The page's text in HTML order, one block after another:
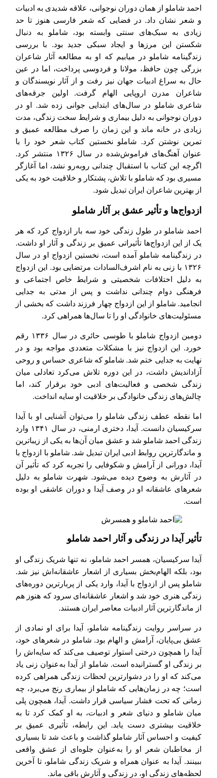
احمد شاملو از همان دوران نوجوانی، علاقه شدیدی به ادبیات
و شعر نشان داد. در فضایی که شعر فارسی هنوز تا حد
زیادی به سبک‌های سنتی وابسته بود، شاملو به دنبال
شکستن این مرزها و ایجاد سبکی جدید بود. با بررسی
زندگینامه شاملو در میابیم که او به مطالعه آثار شاعران
بزرگی چون حافظ، مولانا و فردوسی پرداخت، اما در عین
حال به سراغ ادبیات جهان نیز رفت و از آثار نویسندگان و
شاعران مدرن اروپایی الهام گرفت. اولین جرقه‌های
شاعری شاملو در سال‌های ابتدایی جوانی زده شد. او در
دوران نوجوانی به دلیل بیماری و شرایط سخت زندگی، مدت
زیادی در خانه ماند و این زمان را صرف مطالعه عمیق و
تمرین نوشتن کرد. شاملو نخستین کتاب شعر خود را با
عنوان آهنگ‌های فراموش‌شده در سال ۱۳۲۶ منتشر کرد.
اگرچه این کتاب با استقبال چندانی روبه‌رو نشد، اما آغازگر
مسیری بود که شاملو با تلاش، پشتکار و خلاقیت خود به یکی
از بهترین شاعران ایران تبدیل شود.
ازدواج‌ها و تأثیر عشق بر آثار شاملو
احمد شاملو در طول زندگی خود سه بار ازدواج کرد که هر
یک از این ازدواج‌ها تأثیراتی عمیق بر زندگی و آثار او داشت.
در زندگینامه شاملو آمده است، نخستین ازدواج او در سال
۱۳۲۶ با زنی به نام اشرف‌السادات مرتضایی بود. این ازدواج
به دلیل اختلافات شخصیتی و شرایط خاص اجتماعی و
فرهنگی دوام چندانی نداشت و پس از مدتی به جدایی
انجامید. شاملو از این ازدواج چهار فرزند داشت که بخشی از
مسئولیت‌های خانوادگی او را تا سال‌ها همراهی کرد.
دومین ازدواج شاملو با طوسی حائری در سال ۱۳۳۶ رقم
خورد. این ازدواج نیز با مشکلات متعددی مواجه بود و در
نهایت به جدایی ختم شد. شاملو که شاعری حساس و روحی
آزاداندیش داشت، در این دوره تلاش می‌کرد تعادلی میان
زندگی شخصی و فعالیت‌های ادبی خود برقرار کند، اما
چالش‌های زندگی خانوادگی بر خلاقیت او سایه انداخت.
اما نقطه عطف زندگی شاملو را می‌توان آشنایی او با آیدا
سرکیسیان دانست. آیدا، دختری ارمنی، در سال ۱۳۴۱ وارد
زندگی احمد شاملو شد و عشق میان آن‌ها به یکی از زیباترین
و ماندگارترین روابط ادبی ایران تبدیل شد. شاملو با ازدواج با
آیدا، دورانی از آرامش و شکوفایی را تجربه کرد که تأثیر آن
در آثارش به وضوح دیده می‌شود. شهرت شاملو به دلیل
شعرهای عاشقانه او در وصف آیدا و دوران عاشقی او بوده
است.
تأثیر آیدا در زندگی و آثار احمد شاملو
آیدا سرکیسیان، همسر احمد شاملو، نه تنها شریک زندگی او
بود، بلکه الهام‌بخش بسیاری از اشعار عاشقانه‌اش نیز شد.
شاملو پس از ازدواج با آیدا، وارد یکی از پربارترین دوره‌های
زندگی هنری خود شد و اشعار عاشقانه‌ای سرود که هنوز هم
از ماندگارترین آثار ادبیات معاصر ایران هستند.
در سراسر روایت زندگینامه شاملو، آیدا برای او نمادی از
عشق بی‌پایان، آرامش و الهام بود. شاملو در شعرهای خود،
آیدا را همچون درختی استوار توصیف می‌کند که سایه‌اش را
بر زندگی او گسترانیده است. شاملو از آیدا به‌عنوان زنی یاد
می‌کند که او را در دشوارترین لحظات زندگی همراهی کرده
است؛ چه در زمان‌هایی که شاملو از بیماری رنج می‌برد، چه
زمانی که تحت فشار سیاسی قرار داشت. آیدا، همچون پلی
میان شاملو و دنیای شعر و ادبیات، به او کمک کرد تا به
خلاقیت بیشتری دست یابد. این رابطه، تأثیری عمیق بر
کیفیت و احساس آثار شاملو گذاشت و باعث شد تا بسیاری
از مخاطبان شعر او را به‌عنوان جلوه‌ای از عشق واقعی
ببینند. آیدا به عنوان همراه و شریک زندگی شاملو، تا آخرین
لحظه‌های زندگی او، در زندگی و آثارش باقی ماند.